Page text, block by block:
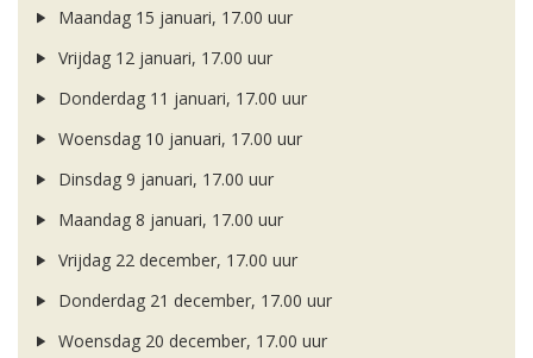
Maandag 15 januari, 17.00 uur
Vrijdag 12 januari, 17.00 uur
Donderdag 11 januari, 17.00 uur
Woensdag 10 januari, 17.00 uur
Dinsdag 9 januari, 17.00 uur
Maandag 8 januari, 17.00 uur
Vrijdag 22 december, 17.00 uur
Donderdag 21 december, 17.00 uur
Woensdag 20 december, 17.00 uur